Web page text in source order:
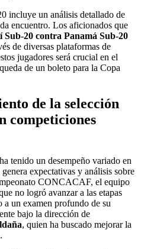
incluye un análisis detallado de
encuentro. Los aficionados que
20 contra Panamá Sub-20
de diversas plataformas de
jugadores será crucial en el
de un boleto para la Copa
de la selección
competiciones
tenido un desempeño variado en
expectativas y análisis sobre
CONCACAF, el equipo
no logró avanzar a las etapas
a un examen profundo de su
bajo la dirección de
, quien ha buscado mejorar la